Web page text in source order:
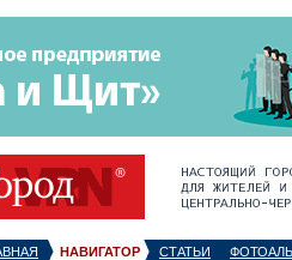
НАВИГАТОР СТАТЬИ